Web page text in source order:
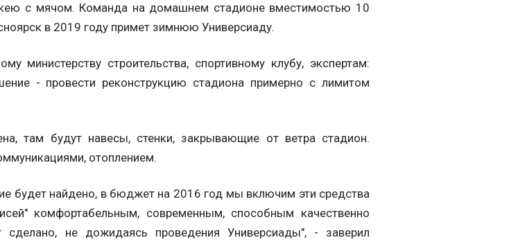
с мячом. Команда на домашнем стадионе вместимостью 10
в 2019 году примет зимнюю Универсиаду.
министерству строительства, спортивному клубу, экспертам:
- провести реконструкцию стадиона примерно с лимитом
там будут навесы, стенки, закрывающие от ветра стадион.
отоплением.
будет найдено, в бюджет на 2016 год мы включим эти средства
комфортабельным, современным, способным качественно
сделано, не дожидаясь проведения Универсиады", - заверил